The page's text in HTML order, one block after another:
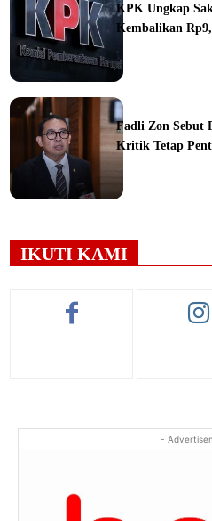
KPK Ungkap
Kembalikan
Fadli Zon Sebut
Kritik Tetap
IKUTI KAMI
-